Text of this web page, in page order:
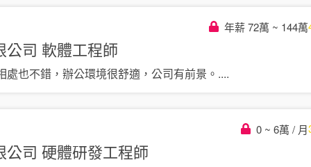
年薪 72萬 ~ 144萬
公司 軟體工程師
處也不錯，辦公環境很舒適，公司有前景。 ....
0 ~ 6萬 / 月
公司 硬體研發工程師